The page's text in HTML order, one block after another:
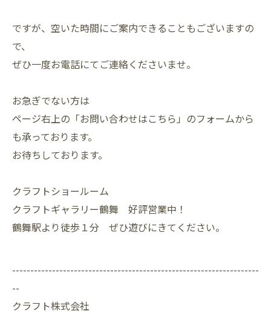
ですが、空いた時間にご案内できることもございますの
で、
ぜひ一度お電話にてご連絡くださいませ。
お急ぎでない方は
ページ右上の「お問い合わせはこちら」のフォームから
も承っております。
お待ちしております。
クラフトショールーム
クラフトギャラリー鶴舞 好評営業中！
鶴舞駅より徒歩１分 ぜひ遊びにきてください。
--------------------------------------------------------------------
--
クラフト株式会社